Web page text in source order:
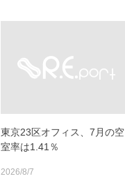
東京23区オフィス、7月の空
室率は1.41％
2026/8/7